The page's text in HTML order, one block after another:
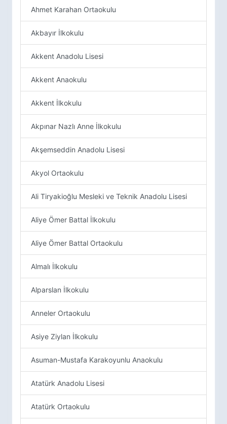
Ahmet Karahan Ortaokulu
Akbayır İlkokulu
Akkent Anadolu Lisesi
Akkent Anaokulu
Akkent İlkokulu
Akpınar Nazlı Anne İlkokulu
Akşemseddin Anadolu Lisesi
Akyol Ortaokulu
Ali Tiryakioğlu Mesleki ve Teknik Anadolu Lisesi
Aliye Ömer Battal İlkokulu
Aliye Ömer Battal Ortaokulu
Almalı İlkokulu
Alparslan İlkokulu
Anneler Ortaokulu
Asiye Ziylan İlkokulu
Asuman-Mustafa Karakoyunlu Anaokulu
Atatürk Anadolu Lisesi
Atatürk Ortaokulu